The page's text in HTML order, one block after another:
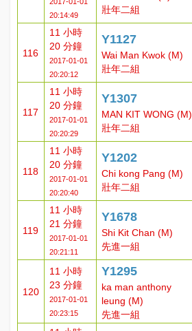
20:14:49
壯年二組
116
11 小時
20 分鐘
2017-01-01
20:20:12
Y1127
Wai Man Kwok (M)
壯年二組
117
11 小時
20 分鐘
2017-01-01
20:20:29
Y1307
MAN KIT WONG (M)
壯年二組
118
11 小時
20 分鐘
2017-01-01
20:20:40
Y1202
Chi kong Pang (M)
壯年二組
119
11 小時
21 分鐘
2017-01-01
20:21:11
Y1678
Shi Kit Chan (M)
先進一組
120
11 小時
23 分鐘
2017-01-01
20:23:15
Y1295
ka man anthony
leung (M)
先進一組